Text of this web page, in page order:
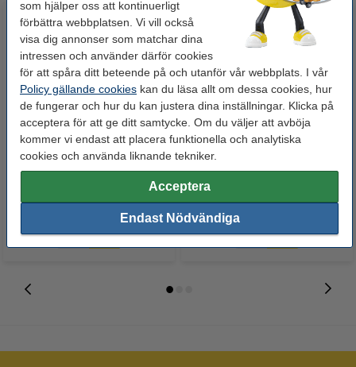
som hjälper oss att kontinuerligt
förbättra webbplatsen. Vi vill också
visa dig annonser som matchar dina
intressen och använder därför cookies
för att spåra ditt beteende på och utanför vår webbplats. I vår
Policy gällande cookies kan du läsa allt om dessa cookies, hur
de fungerar och hur du kan justera dina inställningar. Klicka på
acceptera för att ge ditt samtycke. Om du väljer att avböja
kommer vi endast att placera funktionella och analytiska
cookies och använda liknande tekniker.
Acceptera
Endast Nödvändiga
Märkpenna permanent 2.5mm |
123ink | 4st
Lamineringsfickor A4 80 mik. |
blank | 123ink 100st